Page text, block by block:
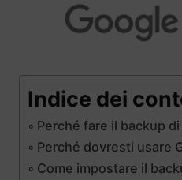
Indice dei
Perché fare il backup
Perché dovresti usare
Come impostare il